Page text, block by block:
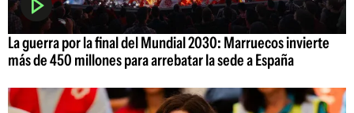
La guerra por la final del Mundial 2030: Marruecos invierte
más de 450 millones para arrebatar la sede a España